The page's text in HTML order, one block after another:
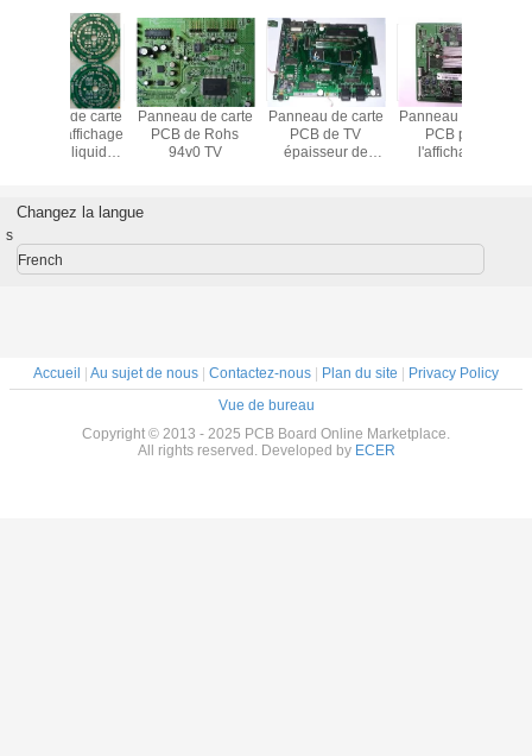
Panneau de carte
PCB de Rohs
94v0 TV
Panneau de carte
PCB de TV
épaisseur de
Panneau de carte
PCB pour
l'affichage à
Changez la langue
s
French
Accueil | Au sujet de nous | Contactez-nous | Plan du site | Privacy Policy
Vue de bureau
Copyright © 2013 - 2025 PCB Board Online Marketplace.
All rights reserved. Developed by ECER